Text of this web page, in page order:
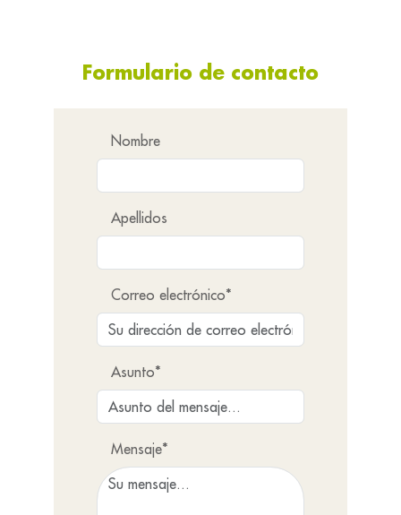
Formulario de contacto
Nombre
Apellidos
Correo electrónico*
Asunto*
Mensaje*